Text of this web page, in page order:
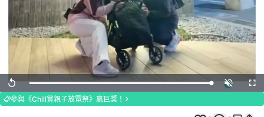
Replay Loaded:
100.00%
Unmute
參與《Chill賞親子放電祭》贏巨獎！